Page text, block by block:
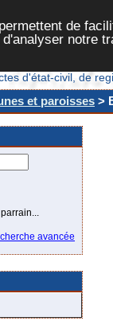
de
notre
d'état-civil, de
et paroisses >
avancée